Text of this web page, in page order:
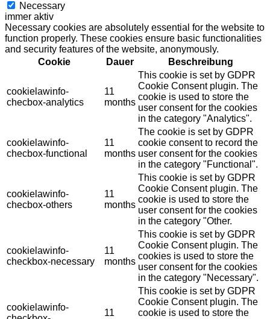
Necessary
immer aktiv
Necessary cookies are absolutely essential for the website to
function properly. These cookies ensure basic functionalities
and security features of the website, anonymously.
Cookie
Dauer Beschreibung
cookielawinfo-
checbox-analytics
11
months
This cookie is set by GDPR
Cookie Consent plugin. The
cookie is used to store the
user consent for the cookies
in the category "Analytics".
cookielawinfo-
checbox-functional
11
months
The cookie is set by GDPR
cookie consent to record the
user consent for the cookies
in the category "Functional".
cookielawinfo-
checbox-others
11
months
This cookie is set by GDPR
Cookie Consent plugin. The
cookie is used to store the
user consent for the cookies
in the category "Other.
cookielawinfo-
checkbox-necessary
11
months
This cookie is set by GDPR
Cookie Consent plugin. The
cookies is used to store the
user consent for the cookies
in the category "Necessary".
cookielawinfo-
11
This cookie is set by GDPR
Cookie Consent plugin. The
cookie is used to store the